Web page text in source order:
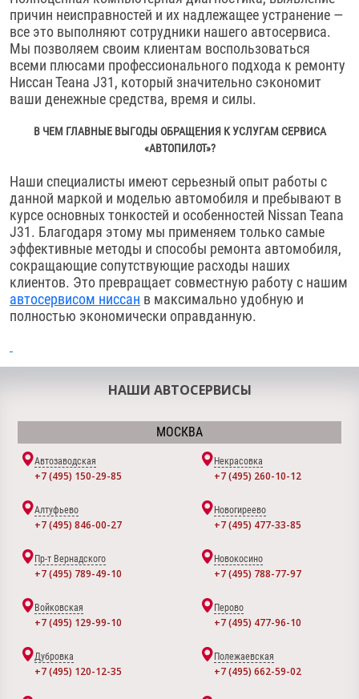
причин неисправностей и их надлежащее устранение —
все это выполняют сотрудники нашего автосервиса.
Мы позволяем своим клиентам воспользоваться
всеми плюсами профессионального подхода к ремонту
Ниссан Теана J31, который значительно сэкономит
ваши денежные средства, время и силы.
В ЧЕМ ГЛАВНЫЕ ВЫГОДЫ ОБРАЩЕНИЯ К УСЛУГАМ СЕРВИСА
«АВТОПИЛОТ»?
Наши специалисты имеют серьезный опыт работы с
данной маркой и моделью автомобиля и пребывают в
курсе основных тонкостей и особенностей Nissan Teana
J31. Благодаря этому мы применяем только самые
эффективные методы и способы ремонта автомобиля,
сокращающие сопутствующие расходы наших
клиентов. Это превращает совместную работу с нашим
автосервисом ниссан в максимально удобную и
полностью экономически оправданную.
НАШИ АВТОСЕРВИСЫ
МОСКВА
Автозаводская
+7 (495) 150-29-85
Некрасовка
+7 (495) 260-10-12
Алтуфьево
+7 (495) 846-00-27
Новогиреево
+7 (495) 477-33-85
Пр-т Вернадского
+7 (495) 789-49-10
Новокосино
+7 (495) 788-77-97
Войковская
+7 (495) 129-99-10
Перово
+7 (495) 477-96-10
Дубровка
+7 (495) 120-12-35
Полежаевская
+7 (495) 662-59-02